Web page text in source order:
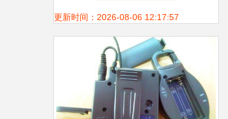
务商？
更新时间：2026-08-06 12:17:57